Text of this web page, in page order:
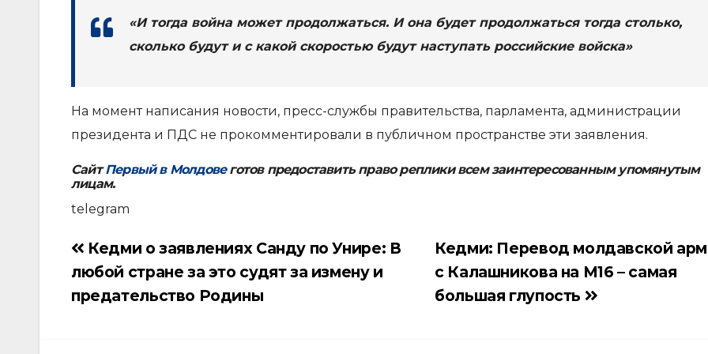
«И тогда война может продолжаться. И она будет продолжаться тогда столько,
сколько будут и с какой скоростью будут наступать российские войска»
На момент написания новости, пресс-службы правительства, парламента, администрации
президента и ПДС не прокомментировали в публичном пространстве эти заявления.
СайтПервый в Молдовеготов предоставить право реплики всем заинтересованным упомянутым
лицам.
telegram
Навигация
по
Кедми: Перевод молдавской
с Калашникова на М16 – самая
большая глупость
Кедми о заявлениях Санду по Унире: В
любой стране за это судят за измену и
предательство Родины